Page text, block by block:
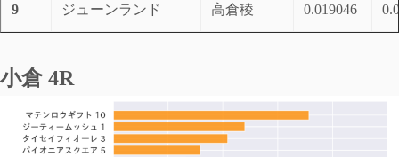
9 ジューンランド 高倉稜 0.019046
小倉 4R